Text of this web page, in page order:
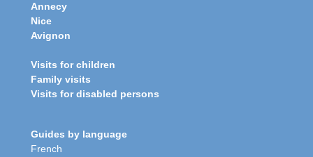
Annecy
Nice
Avignon
Visits for children
Family visits
Visits for disabled persons
Guides by language
French